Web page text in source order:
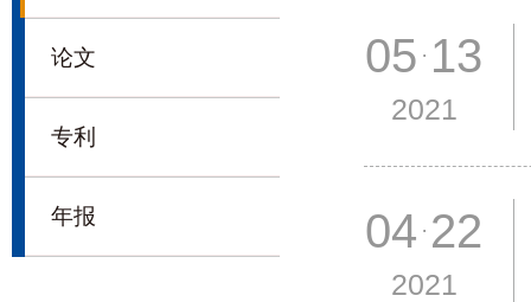
论文
专利
年报
05 13
2021
04 22
2021